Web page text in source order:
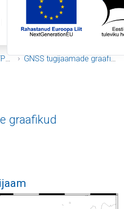
GNSS tugijaamade graafikud
graafikud